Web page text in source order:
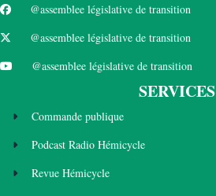
@assemblee législative de transition
@assemblee législative de transition
@assemblee législative de transition
SERVICES
Commande publique
Podcast Radio Hémicycle
Revue Hémicycle